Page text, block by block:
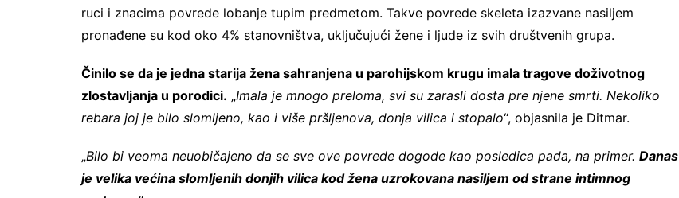
ruci i znacima povrede lobanje tupim predmetom. Takve povrede skeleta izazvane nasiljem
pronađene su kod oko 4% stanovništva, uključujući žene i ljude iz svih društvenih grupa.
Činilo se da je jedna starija žena sahranjena u parohijskom krugu imala tragove doživotnog
zlostavljanja u porodici. „Imala je mnogo preloma, svi su zarasli dosta pre njene smrti. Nekoliko
rebara joj je bilo slomljeno, kao i više pršljenova, donja vilica i stopalo“, objasnila je Ditmar.
„Bilo bi veoma neuobičajeno da se sve ove povrede dogode kao posledica pada, na primer. Danas
je velika većina slomljenih donjih vilica kod žena uzrokovana nasiljem od strane intimnog